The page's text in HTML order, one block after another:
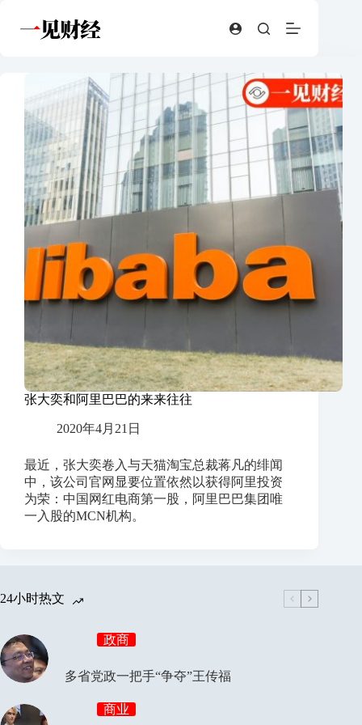
张大奕和阿里巴巴的来来往往
2020年4月21日
最近，张大奕卷入与天猫淘宝总裁蒋凡的绯闻
中，该公司官网显要位置依然以获得阿里投资
为荣：中国网红电商第一股，阿里巴巴集团唯
一入股的MCN机构。
24小时热文
政商
多省党政一把手“争夺”王传福
商业